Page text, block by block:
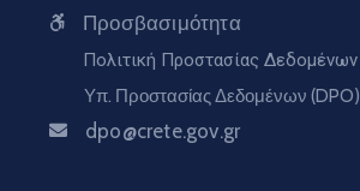
Προσβασιμότητα
Πολιτική Προστασίας Δεδομένων
Υπ. Προστασίας Δεδομένων (DPO)
dpo@crete.gov.gr